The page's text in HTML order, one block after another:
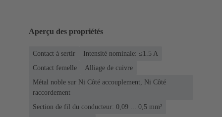
Aperçu des propriétés
Contact à sertir
Intensité nominale: ≤1.5 A
Contact femelle
Alliage de cuivre
Métal noble sur Ni Côté accouplement, Ni Côté
raccordement
Section de fil du conducteur: 0,09 ... 0,5 mm²